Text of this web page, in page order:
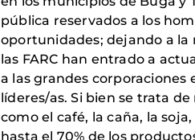
pública reservados a los
oportunidades; dejando a la
las FARC han entrado a
a las grandes
líderes/as. Si bien se trata
como el café, la caña, la
hasta el 70% de los